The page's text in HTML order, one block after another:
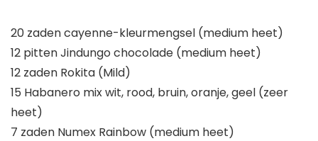
20 zaden cayenne-kleurmengsel (medium heet)
12 pitten Jindungo chocolade (medium heet)
12 zaden Rokita (Mild)
15 Habanero mix wit, rood, bruin, oranje, geel (zeer
heet)
7 zaden Numex Rainbow (medium heet)